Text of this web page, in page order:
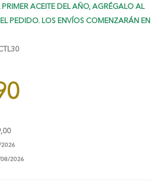
PRIMER ACEITE DEL AÑO, AGRÉGALO AL
PEDIDO. LOS ENVÍOS COMENZARÁN EN
2026